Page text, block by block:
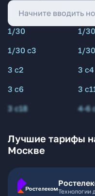
1/30 1/
1/30 с3
1/
3 с2
3 с4
3 с6
3
3 с18
4-6
Лучшие тарифы
Москве
Технологии